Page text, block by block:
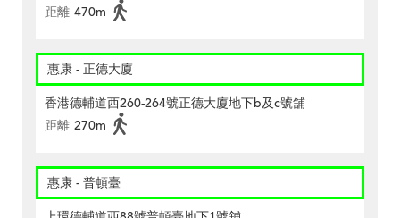
距離 470m
惠康 - 正德大廈
香港德輔道西260-264號正德大廈地下b及c號舖
距離 270m
惠康 - 普頓臺